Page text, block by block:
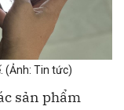
(Ảnh: Tin tức)
sản phẩm